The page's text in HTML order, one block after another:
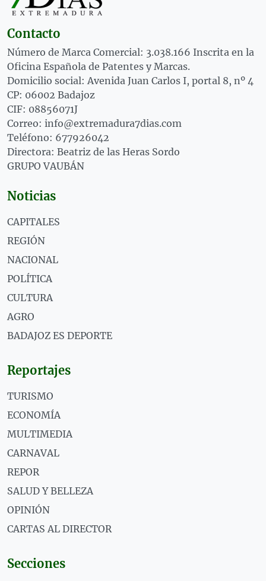
Contacto
Número de Marca Comercial: 3.038.166 Inscrita en la
Oficina Española de Patentes y Marcas.
Domicilio social: Avenida Juan Carlos I, portal 8, nº 4
CP: 06002 Badajoz
CIF: 08856071J
Correo: info@extremadura7dias.com
Teléfono: 677926042
Directora: Beatriz de las Heras Sordo
GRUPO VAUBÁN
Noticias
CAPITALES
REGIÓN
NACIONAL
POLÍTICA
CULTURA
AGRO
BADAJOZ ES DEPORTE
Reportajes
TURISMO
ECONOMÍA
MULTIMEDIA
CARNAVAL
REPOR
SALUD Y BELLEZA
OPINIÓN
CARTAS AL DIRECTOR
Secciones